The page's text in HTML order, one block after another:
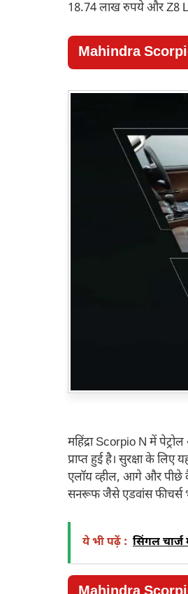
18.74 लाख रुपये और Z8 L
Mahindra
महिंद्रा Scorpio N में
प्राप्त हुई है। सुरक्षा के
एलॉय व्हील, आगे और पीछे
सनरूफ जैसे एडवांस फीचर्स
ये भी पढ़ें : सिंगल